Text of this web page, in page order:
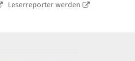
Leserreporter werden